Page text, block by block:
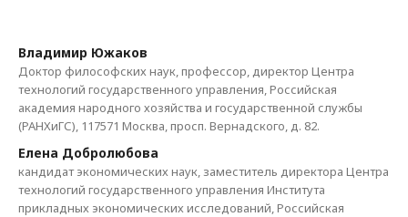
Владимир Южаков
Доктор философских наук, профессор, директор Центра
технологий государственного управления, Российская
академия народного хозяйства и государственной службы
(РАНХиГС), 117571 Москва, просп. Вернадского, д. 82.
Елена Добролюбова
кандидат экономических наук, заместитель директора Центра
технологий государственного управления Института
прикладных экономических исследований, Российская